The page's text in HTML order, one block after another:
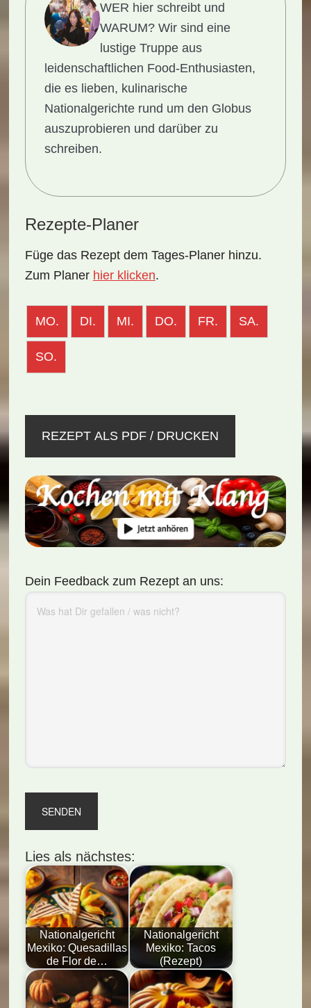
WER hier schreibt und
WARUM?Wir sind eine
lustige Truppe aus
leidenschaftlichen Food-Enthusiasten,
die es lieben, kulinarische
Nationalgerichte rund um den Globus
auszuprobieren und darüber zu
schreiben.
Rezepte-Planer
Füge das Rezept dem Tages-Planer hinzu.
Zum Planer hier klicken.
MO. DI. MI. DO. FR. SA.
SO.
REZEPT ALS PDF / DRUCKEN
Dein Feedback zum Rezept an uns:
Lies als nächstes:
Nationalgericht
Mexiko: Quesadillas
de Flor de…
Nationalgericht
Mexiko: Tacos
(Rezept)